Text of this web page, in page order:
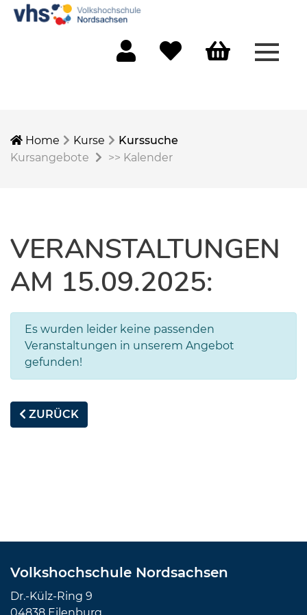
Home Kurse
Kurssuche
Kursangebote
>> Kalender
VERANSTALTUNGEN
AM 15.09.2025:
Es wurden leider keine passenden
Veranstaltungen in unserem Angebot
gefunden!
ZURÜCK
Volkshochschule Nordsachsen
Dr.-Külz-Ring 9